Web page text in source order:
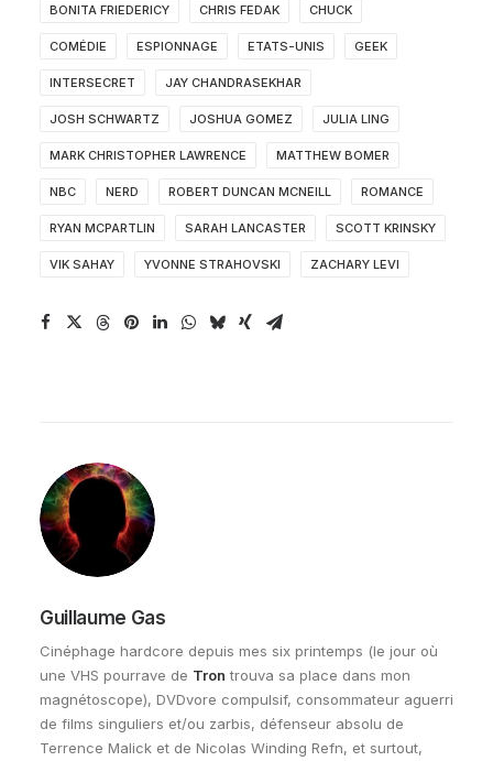
BONITA FRIEDERICY CHRIS FEDAK CHUCK
COMÉDIE ESPIONNAGE ETATS-UNIS GEEK
INTERSECRET JAY CHANDRASEKHAR
JOSH SCHWARTZ JOSHUA GOMEZ JULIA LING
MARK CHRISTOPHER LAWRENCE MATTHEW BOMER
NBC NERD ROBERT DUNCAN MCNEILL ROMANCE
RYAN MCPARTLIN SARAH LANCASTER SCOTT KRINSKY
VIK SAHAY YVONNE STRAHOVSKI ZACHARY LEVI
Guillaume Gas
Cinéphage hardcore depuis mes six printemps (le jour où
une VHS pourrave de Tron trouva sa place dans mon
magnétoscope), DVDvore compulsif, consommateur aguerri
de films singuliers et/ou zarbis, défenseur absolu de
Terrence Malick et de Nicolas Winding Refn, et surtout,